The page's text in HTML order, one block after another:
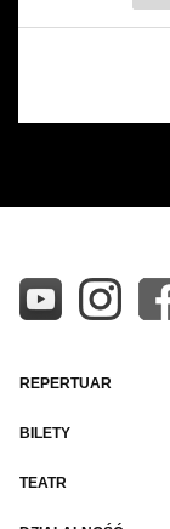
REPERTUAR
BILETY
TEATR